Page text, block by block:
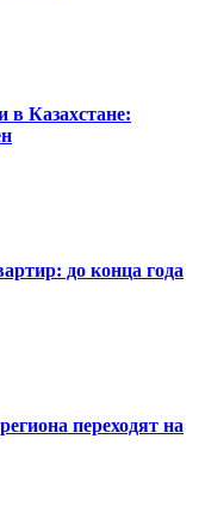
в Казахстане:
до конца года
переходят на